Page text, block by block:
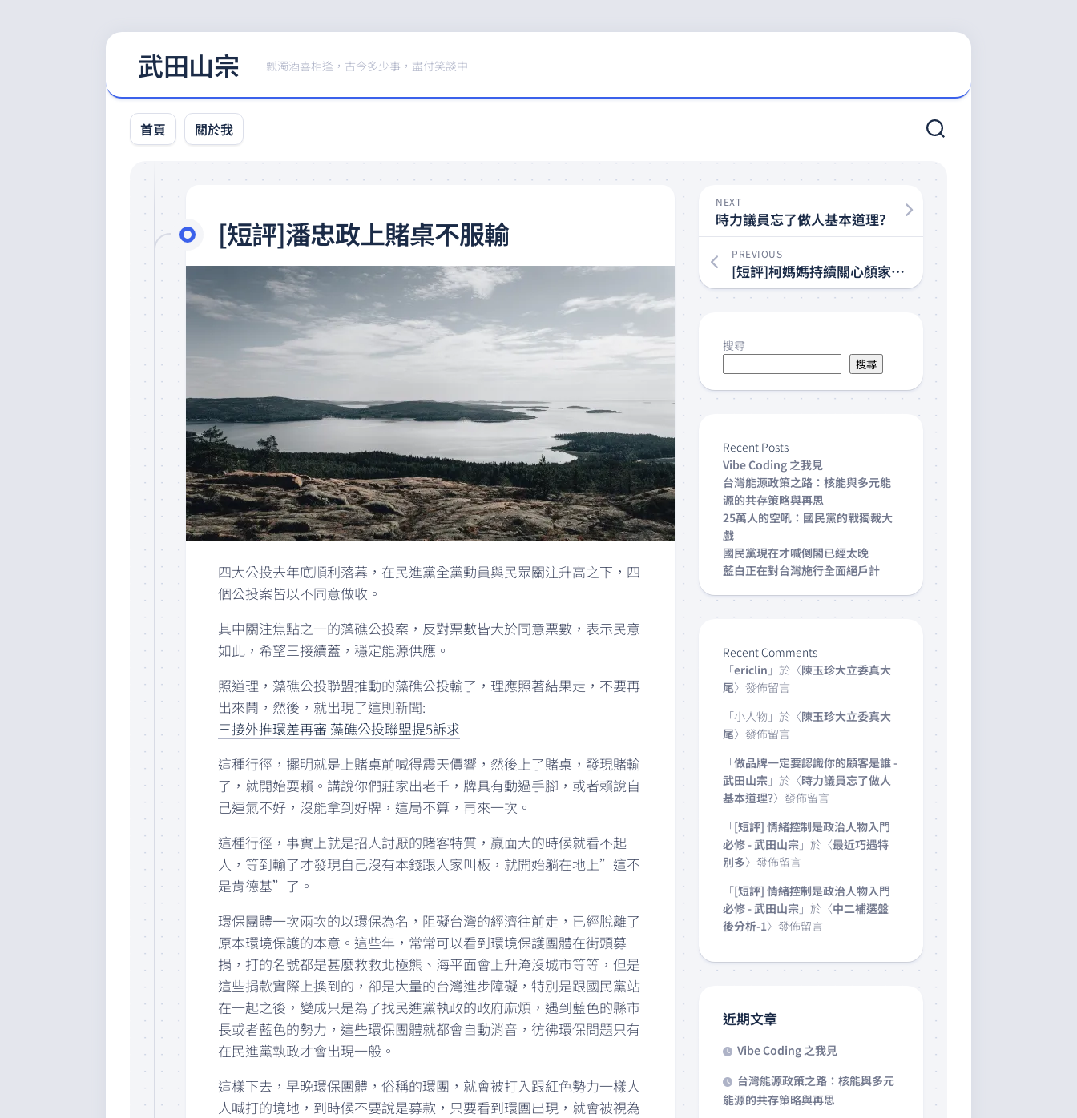
武田山宗 一瓢濁酒喜相逢，古今多少事，盡付笑談中
首頁 關於我
[短評]潘忠政上賭桌不服輸
四大公投去年底順利落幕，在民進黨全黨動員與民眾關注升高之下，四
個公投案皆以不同意做收。
其中關注焦點之一的藻礁公投案，反對票數皆大於同意票數，表示民意
如此，希望三接續蓋，穩定能源供應。
照道理，藻礁公投聯盟推動的藻礁公投輸了，理應照著結果走，不要再
出來鬧，然後，就出現了這則新聞:
三接外推環差再審 藻礁公投聯盟提5訴求
這種行徑，擺明就是上賭桌前喊得震天價響，然後上了賭桌，發現賭輸
了，就開始耍賴。講說你們莊家出老千，牌具有動過手腳，或者賴說自
己運氣不好，沒能拿到好牌，這局不算，再來一次。
這種行徑，事實上就是招人討厭的賭客特質，贏面大的時候就看不起
人，等到輸了才發現自己沒有本錢跟人家叫板，就開始躺在地上”這不
是肯德基”了。
環保團體一次兩次的以環保為名，阻礙台灣的經濟往前走，已經脫離了
原本環境保護的本意。這些年，常常可以看到環境保護團體在街頭募
捐，打的名號都是甚麼救救北極熊、海平面會上升淹沒城市等等，但是
這些捐款實際上換到的，卻是大量的台灣進步障礙，特別是跟國民黨站
在一起之後，變成只是為了找民進黨執政的政府麻煩，遇到藍色的縣市
長或者藍色的勢力，這些環保團體就都會自動消音，彷彿環保問題只有
在民進黨執政才會出現一般。
這樣下去，早晚環保團體，俗稱的環團，就會被打入跟紅色勢力一樣人
人喊打的境地，到時候不要說是募款，只要看到環團出現，就會被視為
NEXT
時力議員忘了做人基本道理?
PREVIOUS
[短評]柯媽媽持續關心顏家爺爺
搜尋
搜尋
Recent Posts
Vibe Coding 之我見
台灣能源政策之路：核能與多元能
源的共存策略與再思
25萬人的空吼：國民黨的戰獨裁大
戲
國民黨現在才喊倒閣已經太晚
藍白正在對台灣施行全面絕戶計
Recent Comments
「ericlin 」於〈陳玉珍大立委真大
尾〉發佈留言
「小人物 」於〈陳玉珍大立委真大
尾〉發佈留言
「做品牌一定要認識你的顧客是誰 -
武田山宗 」於〈時力議員忘了做人
基本道理?〉發佈留言
「[短評] 情緒控制是政治人物入門
必修 - 武田山宗 」於〈最近巧遇特
別多〉發佈留言
「[短評] 情緒控制是政治人物入門
必修 - 武田山宗 」於〈中二補選盤
後分析-1〉發佈留言
近期文章
Vibe Coding 之我見
台灣能源政策之路：核能與多元
能源的共存策略與再思